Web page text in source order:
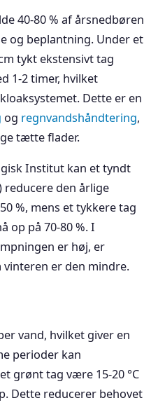
40-80 % af årsnedbøren
og beplantning. Under et
tykt ekstensivt tag
1-2 timer, hvilket
Dette er en
og regnvandshåndtering,
tætte flader.
Institut kan et tyndt
reducere den årlige
%, mens et tykkere tag
op på 70-80 %. I
er høj, er
er den mindre.
vand, hvilket giver en
perioder kan
grønt tag være 15-20 °C
Dette reducerer behovet